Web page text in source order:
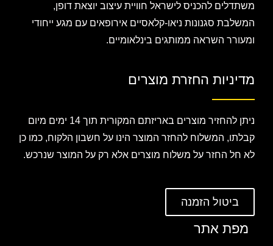
משתדלים להכניס לישראל חוויית עיצוב יוצאת דופן,
המשלבת סגנונות ניאו-קלאסיים אירופאים עם מגע ייחודי
ומעורר השראה ממותגים בינלאומיים.
מדיניות החזרת מוצרים
ניתן להחזיר מוצרים באריזתם המקורית תוך 14 ימים מיום
קבלתו, המשלוח להחזר המוצר הינו על חשבון הלקוח, כמו כן
לא חל החזר על משלוח מוצרים אלא רק על המוצר שנרכש.
ביטול הזמנה
מפת אתר